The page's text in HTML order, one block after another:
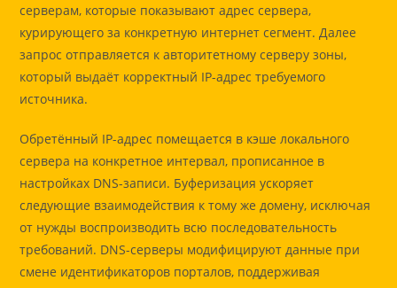
серверам, которые показывают адрес сервера,
курирующего за конкретную интернет сегмент. Далее
запрос отправляется к авторитетному серверу зоны,
который выдаёт корректный IP-адрес требуемого
источника.
Обретённый IP-адрес помещается в кэше локального
сервера на конкретное интервал, прописанное в
настройках DNS-записи. Буферизация ускоряет
следующие взаимодействия к тому же домену, исключая
от нужды воспроизводить всю последовательность
требований. DNS-серверы модифицируют данные при
смене идентификаторов порталов, поддерживая